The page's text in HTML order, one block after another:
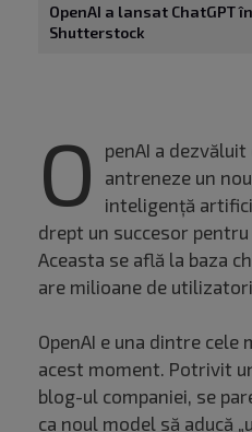
OpenAI a lansat ChatGPT
Shutterstock
O
penAI a dezvăluit
antreneze un
inteligență
drept un succesor
Aceasta se află la baza
are milioane de
OpenAI e una dintre cele
acest moment. Potrivit
blog-ul companiei, se
ca noul model să aducă